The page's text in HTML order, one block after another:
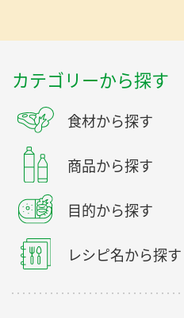
カテゴリーから探す
食材から探す
商品から探す
目的から探す
レシピ名から探す